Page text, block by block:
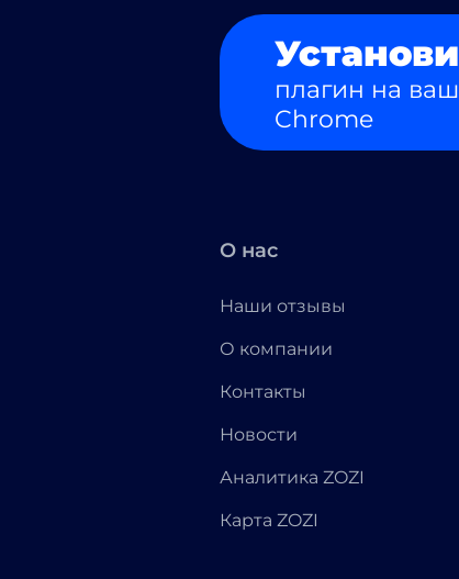
Установи
плагин на ваш
Chrome
О нас
Наши отзывы
О компании
Контакты
Новости
Аналитика ZOZI
Карта ZOZI